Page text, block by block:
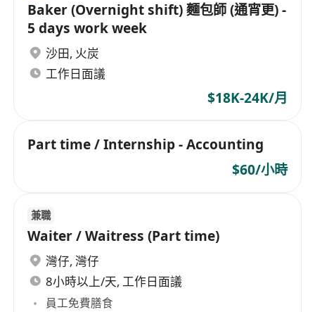
Baker (Overnight shift) 麵包師 (通宵更) -
5 days work week
沙田, 火炭
工作日面議
$18K-24K/月
Part time / Internship - Accounting
$60/小時
兼職
Waiter / Waitress (Part time)
灣仔, 灣仔
8小時以上/天, 工作日面議
員工免費膳食